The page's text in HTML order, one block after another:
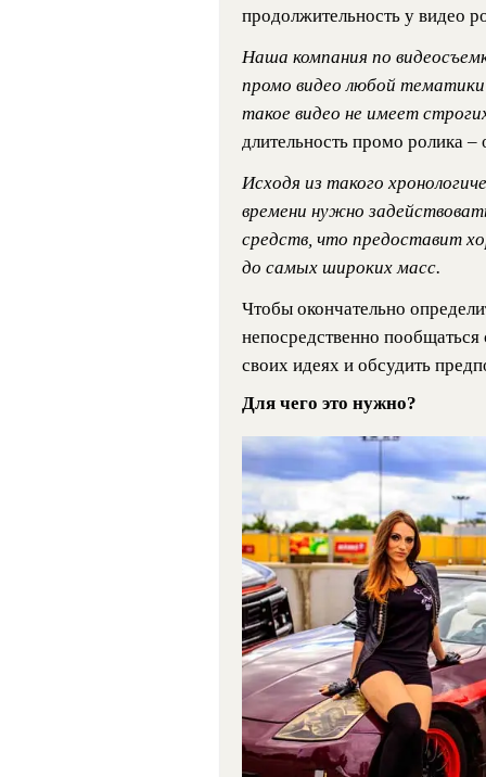
продолжительность у видео
Наша компания по
промо видео любой
такое видео не имеет
длительность промо ролика
Исходя из такого
времени нужно
средств, что предоставит
до самых широких масс.
Чтобы окончательно
непосредственно
своих идеях и обсудить
Для чего это нужно?